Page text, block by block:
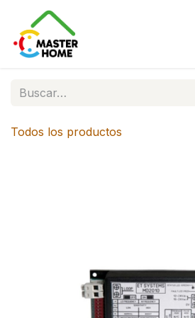
Ir al contenido
Todos los productos